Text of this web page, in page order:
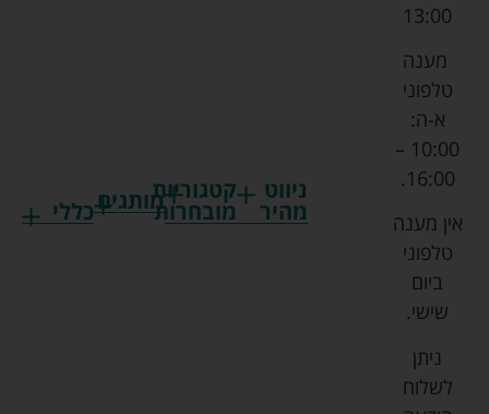
ניווט
מהיר
קטגוריות
מובחרותמותגים
גרקו
כללי
13:00
מענה
טלפוני
א-ה:
10:00 –
16:00.
אין מענה
טלפוני
ביום
שישי.
ניתן
לשלוח